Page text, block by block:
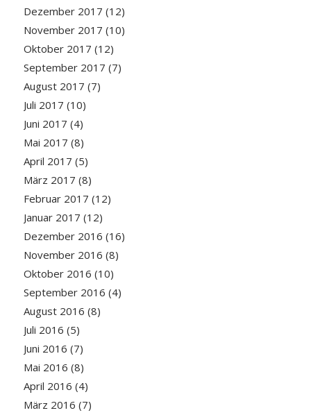
Dezember 2017 (12)
November 2017 (10)
Oktober 2017 (12)
September 2017 (7)
August 2017 (7)
Juli 2017 (10)
Juni 2017 (4)
Mai 2017 (8)
April 2017 (5)
März 2017 (8)
Februar 2017 (12)
Januar 2017 (12)
Dezember 2016 (16)
November 2016 (8)
Oktober 2016 (10)
September 2016 (4)
August 2016 (8)
Juli 2016 (5)
Juni 2016 (7)
Mai 2016 (8)
April 2016 (4)
März 2016 (7)